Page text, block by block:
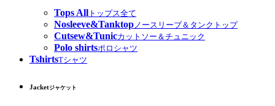
Tops All トップス全て
Nosleeve&Tanktop ノースリーブ＆タンクトップ
Cutsew&Tunicカットソー＆チュニック
Polo shirtsポロシャツ
TshirtsTシャツ
Jacketジャケット